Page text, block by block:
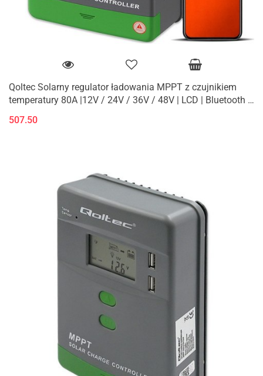
Qoltec Solarny regulator ładowania MPPT z czujnikiem
temperatury 80A |12V / 24V / 36V / 48V | LCD | Bluetooth |
507.50